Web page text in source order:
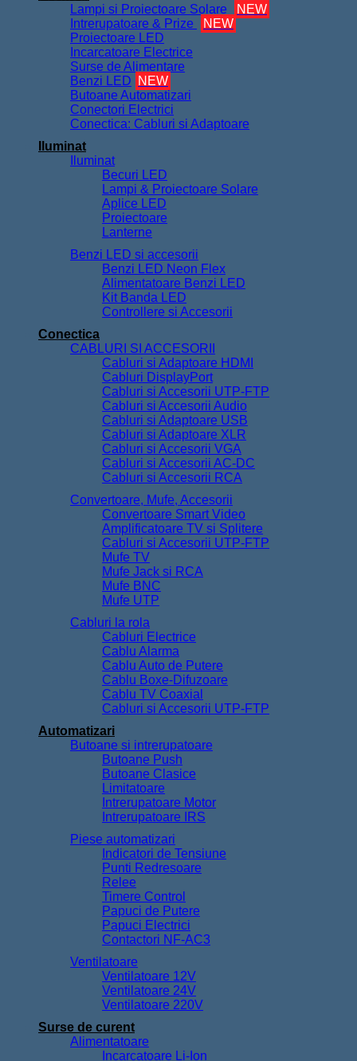
Lampi si Proiectoare Solare
NEW
Intrerupatoare & Prize
NEW
Proiectoare LED
Incarcatoare Electrice
Surse de Alimentare
Benzi LED
NEW
Butoane Automatizari
Conectori Electrici
Conectica: Cabluri si Adaptoare
Iluminat
Iluminat
Becuri LED
Lampi & Proiectoare Solare
Aplice LED
Proiectoare
Lanterne
Benzi LED si accesorii
Benzi LED Neon Flex
Alimentatoare Benzi LED
Kit Banda LED
Controllere si Accesorii
Conectica
CABLURI SI ACCESORII
Cabluri si Adaptoare HDMI
Cabluri DisplayPort
Cabluri si Accesorii UTP-FTP
Cabluri si Accesorii Audio
Cabluri si Adaptoare USB
Cabluri si Adaptoare XLR
Cabluri si Accesorii VGA
Cabluri si Accesorii AC-DC
Cabluri si Accesorii RCA
Convertoare, Mufe, Accesorii
Convertoare Smart Video
Amplificatoare TV si Splitere
Cabluri si Accesorii UTP-FTP
Mufe TV
Mufe Jack si RCA
Mufe BNC
Mufe UTP
Cabluri la rola
Cabluri Electrice
Cablu Alarma
Cablu Auto de Putere
Cablu Boxe-Difuzoare
Cablu TV Coaxial
Cabluri si Accesorii UTP-FTP
Automatizari
Butoane si intrerupatoare
Butoane Push
Butoane Clasice
Limitatoare
Intrerupatoare Motor
Intrerupatoare IRS
Piese automatizari
Indicatori de Tensiune
Punti Redresoare
Relee
Timere Control
Papuci de Putere
Papuci Electrici
Contactori NF-AC3
Ventilatoare
Ventilatoare 12V
Ventilatoare 24V
Ventilatoare 220V
Surse de curent
Alimentatoare
Incarcatoare Li-Ion